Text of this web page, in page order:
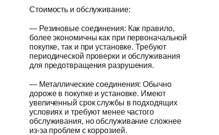
Стоимость и обслуживание:
— Резиновые соединения: Как правило,
более экономичны как при первоначальной
покупке, так и при установке. Требуют
периодической проверки и обслуживания
для предотвращения разрушения.
— Металлические соединения: Обычно
дороже в покупке и установке. Имеют
увеличенный срок службы в подходящих
условиях и требуют менее частого
обслуживания, но обслуживание сложнее
из-за проблем с коррозией.